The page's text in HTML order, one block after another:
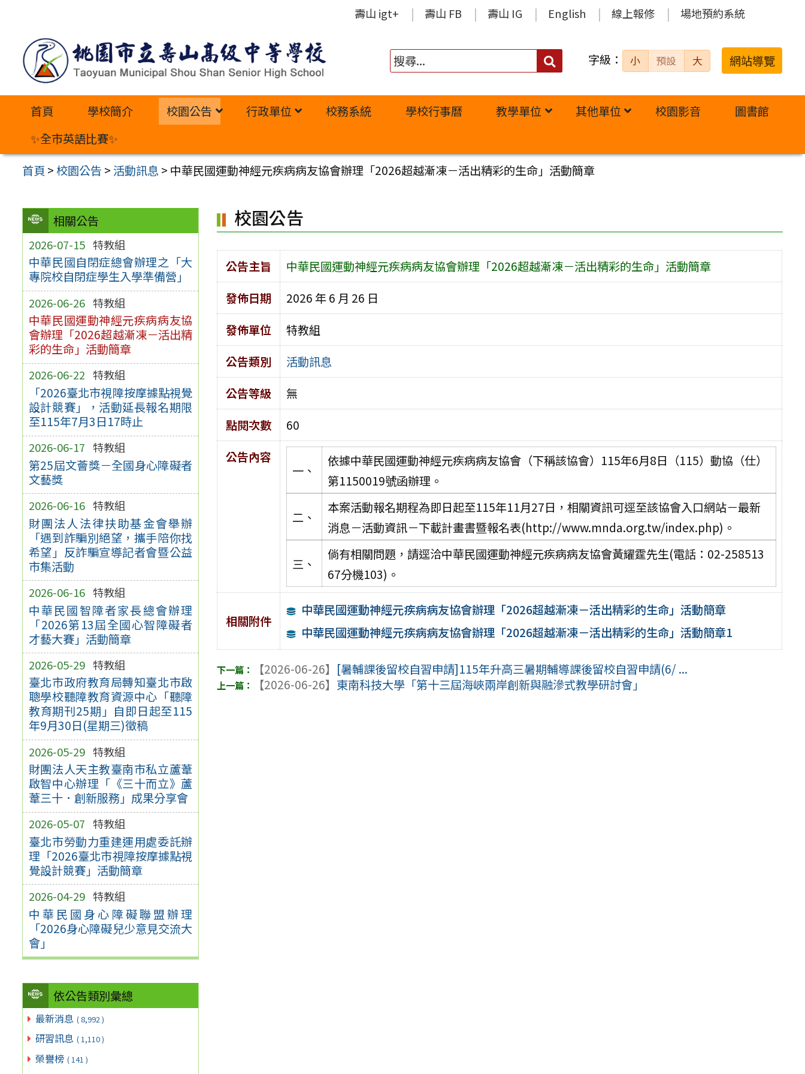
內
壽山 igt+ 壽山 FB 壽山 IG English 線上報修 場地預約系統
搜
字級： 小 預設 大 網站導覽
首頁 學校簡介 校園公告 行政單位 校務系統 學校行事曆 教學單位 其他單位 校園影音
圖書館
✨全市英語比賽✨
首頁 >校園公告 > 活動訊息 > 中華民國運動神經元疾病病友協會辦理「2026超越漸凍－活出精彩的生命」活動簡章
相關公告
2026-07-15 特教組
中華民國自閉症總會辦理之「大
專院校自閉症學生入學準備營」
2026-06-26 特教組
中華民國運動神經元疾病病友協
會辦理「2026超越漸凍－活出精
彩的生命」活動簡章
2026-06-22 特教組
「2026臺北市視障按摩據點視覺
設計競賽」，活動延長報名期限
至115年7月3日17時止
2026-06-17 特教組
第25屆文薈獎－全國身心障礙者
文藝獎
2026-06-16 特教組
財團法人法律扶助基金會舉辦
「遇到詐騙別絕望，攜手陪你找
希望」反詐騙宣導記者會暨公益
市集活動
2026-06-16 特教組
中華民國智障者家長總會辦理
「2026第13屆全國心智障礙者
才藝大賽」活動簡章
2026-05-29 特教組
臺北市政府教育局轉知臺北市啟
聰學校聽障教育資源中心「聽障
教育期刊25期」自即日起至115
年9月30日(星期三)徵稿
2026-05-29 特教組
財團法人天主教臺南市私立蘆葦
啟智中心辦理「《三十而立》蘆
葦三十．創新服務」成果分享會
2026-05-07 特教組
臺北市勞動力重建運用處委託辦
理「2026臺北市視障按摩據點視
覺設計競賽」活動簡章
2026-04-29 特教組
中華民國身心障礙聯盟辦理
「2026身心障礙兒少意見交流大
會」
依公告類別彙總
最新消息 ( 8,992 )
研習訊息 ( 1,110 )
榮譽榜 ( 141 )
校園公告
公告主旨
中華民國運動神經元疾病病友協會辦理「2026超越漸凍－活出精彩的生命」活動簡章
發佈日期
2026 年 6 月 26 日
發佈單位
特教組
公告類別
活動訊息
公告等級
無
點閱次數
60
公告內容
一、
依據中華民國運動神經元疾病病友協會（下稱該協會）115年6月8日（115）動協（仕）
第1150019號函辦理。
二、
本案活動報名期程為即日起至115年11月27日，相關資訊可逕至該協會入口網站－最新
消息－活動資訊－下載計畫書暨報名表(http://www.mnda.org.tw/index.php)。
三、
倘有相關問題，請逕洽中華民國運動神經元疾病病友協會黃耀霆先生(電話：02-258513
67分機103)。
相關附件
中華民國運動神經元疾病病友協會辦理「2026超越漸凍－活出精彩的生命」活動簡章
中華民國運動神經元疾病病友協會辦理「2026超越漸凍－活出精彩的生命」活動簡章1
【2026-06-26】 [暑輔課後留校自習申請]115年升高三暑期輔導課後留校自習申請(6/ ...
【2026-06-26】 東南科技大學「第十三屆海峽兩岸創新與融滲式教學研討會」